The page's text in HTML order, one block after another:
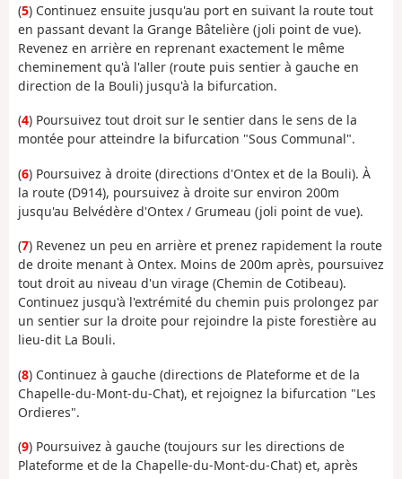
(5) Continuez ensuite jusqu'au port en suivant la route tout
en passant devant la Grange Bâtelière (joli point de vue).
Revenez en arrière en reprenant exactement le même
cheminement qu'à l'aller (route puis sentier à gauche en
direction de la Bouli) jusqu'à la bifurcation.
(4) Poursuivez tout droit sur le sentier dans le sens de la
montée pour atteindre la bifurcation "Sous Communal".
(6) Poursuivez à droite (directions d'Ontex et de la Bouli). À
la route (D914), poursuivez à droite sur environ 200m
jusqu'au Belvédère d'Ontex / Grumeau (joli point de vue).
(7) Revenez un peu en arrière et prenez rapidement la route
de droite menant à Ontex. Moins de 200m après, poursuivez
tout droit au niveau d'un virage (Chemin de Cotibeau).
Continuez jusqu'à l'extrémité du chemin puis prolongez par
un sentier sur la droite pour rejoindre la piste forestière au
lieu-dit La Bouli.
(8) Continuez à gauche (directions de Plateforme et de la
Chapelle-du-Mont-du-Chat), et rejoignez la bifurcation "Les
Ordieres".
(9) Poursuivez à gauche (toujours sur les directions de
Plateforme et de la Chapelle-du-Mont-du-Chat) et, après